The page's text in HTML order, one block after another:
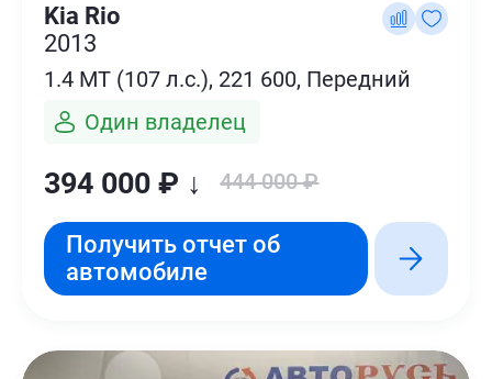
Kia Rio
2013
1.4 MT (107 л.с.), 221 600, Передний
Один владелец
394 000 ₽ ↓ 444 000 ₽
Получить отчет об
автомобиле